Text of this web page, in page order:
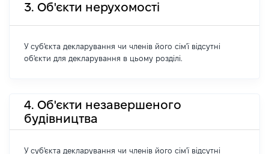
3. Об'єкти нерухомості
У суб'єкта декларування чи членів його сім'ї відсутні
об'єкти для декларування в цьому розділі.
4. Об'єкти незавершеного
будівництва
У суб'єкта декларування чи членів його сім'ї відсутні